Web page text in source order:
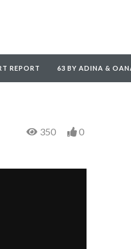
REPORT 63 BY ADINA &
350 0